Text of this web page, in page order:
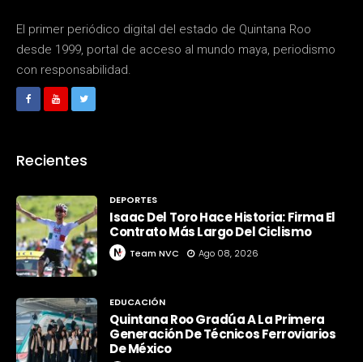
El primer periódico digital del estado de Quintana Roo
desde 1999, portal de acceso al mundo maya, periodismo
con responsabilidad.
Recientes
DEPORTES
Isaac Del Toro Hace Historia: Firma El
Contrato Más Largo Del Ciclismo
Team NVC Ago 08, 2026
EDUCACIÓN
Quintana Roo Gradúa A La Primera
Generación De Técnicos Ferroviarios
De México